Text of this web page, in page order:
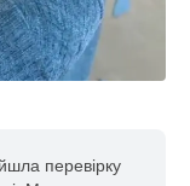
перевірку